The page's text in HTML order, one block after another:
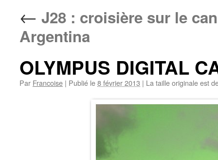
← J28 : croisière sur le
Argentina
OLYMPUS DIGITAL
Par Francoise | Publié le8 février 2013 | La taille originale est